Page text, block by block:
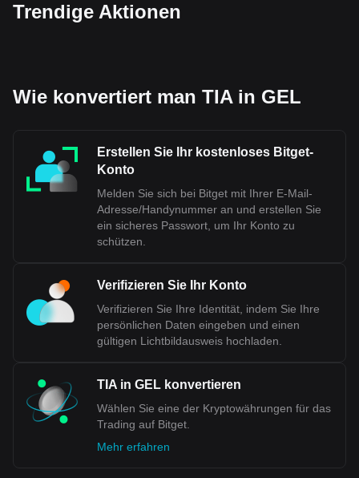
Trendige Aktionen
Wie konvertiert man TIA in GEL
Erstellen Sie Ihr kostenloses Bitget-
Konto
Melden Sie sich bei Bitget mit Ihrer E-Mail-
Adresse/Handynummer an und erstellen Sie
ein sicheres Passwort, um Ihr Konto zu
schützen.
Verifizieren Sie Ihr Konto
Verifizieren Sie Ihre Identität, indem Sie Ihre
persönlichen Daten eingeben und einen
gültigen Lichtbildausweis hochladen.
TIA in GEL konvertieren
Wählen Sie eine der Kryptowährungen für das
Trading auf Bitget.
Mehr erfahren